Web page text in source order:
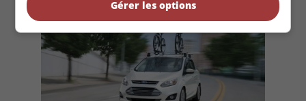
Gérer les options